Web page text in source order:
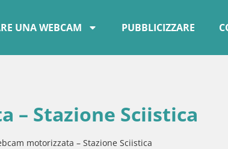
UNA WEBCAM PUBBLICIZZARE
– Stazione Sciistica
motorizzata – Stazione Sciistica